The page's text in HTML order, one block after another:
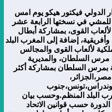
الدولي فيكتور هيكو يوم امس
للمشي في نسختها الرابعة عشر
القوى، بمشاركة أبطال
إضافة إلى المغرب البلد
لألعاب القوى والمجالس
مرس السلطان، والمديرية
بمرس السلطان بمشاركة أكثر
بينها مصر،الجزائر،
البلد المنظم.وحسب بيان
حسب قوانين الاتحاد